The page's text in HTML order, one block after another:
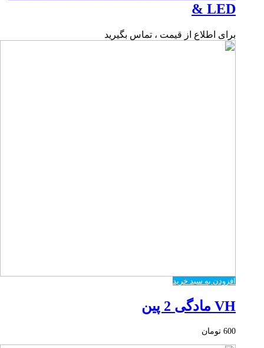
& LED
برای اطلاع از قیمت ، تماس بگیرید
افزودن به سبد خرید
VH مادگی 2 پین
600 تومان